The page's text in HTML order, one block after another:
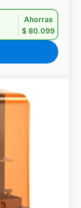
Ahorras
$ 80.099